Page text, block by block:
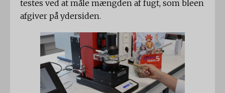
testes ved at måle mængden af ​​fugt, som bleen
afgiver på ydersiden.